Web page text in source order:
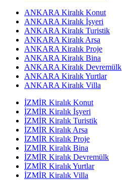
ANKARA Kiralık Konut
ANKARA Kiralık İşyeri
ANKARA Kiralık Turistik
ANKARA Kiralık Arsa
ANKARA Kiralık Proje
ANKARA Kiralık Bina
ANKARA Kiralık Devremülk
ANKARA Kiralık Yurtlar
ANKARA Kiralık Villa
İZMİR Kiralık Konut
İZMİR Kiralık İşyeri
İZMİR Kiralık Turistik
İZMİR Kiralık Arsa
İZMİR Kiralık Proje
İZMİR Kiralık Bina
İZMİR Kiralık Devremülk
İZMİR Kiralık Yurtlar
İZMİR Kiralık Villa